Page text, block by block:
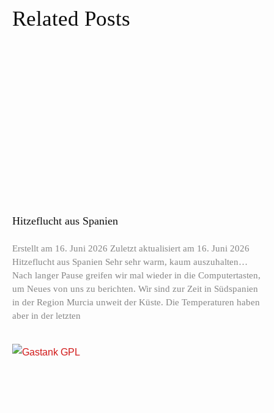
Related Posts
Hitzeflucht aus Spanien
Erstellt am 16. Juni 2026 Zuletzt aktualisiert am 16. Juni 2026
Hitzeflucht aus Spanien Sehr sehr warm, kaum auszuhalten…
Nach langer Pause greifen wir mal wieder in die Computertasten,
um Neues von uns zu berichten. Wir sind zur Zeit in Südspanien
in der Region Murcia unweit der Küste. Die Temperaturen haben
aber in der letzten